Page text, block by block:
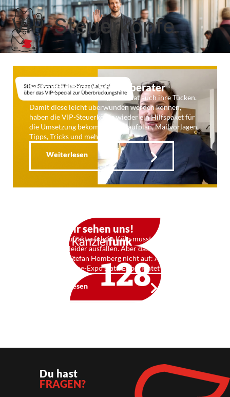
VIP-Steuerköpfe
Soforthilfe für Steuerberater
Die zweite Überbrückungshilfe hat auch ihre Tücken.
Damit diese leicht überwunden werden können,
haben die VIP-Steuerköpfe wieder ein Hilfspaket für
die Umsetzung bekommen: Ablaufplan, Mailvorlagen,
Tipps, Tricks und mehr. …
Weiterlesen
kf128: Wir sehen uns!
Nach dem Auftakterfolg in Köln musste die StB-Expo
in München leider ausfallen. Aber das hält den
Organisator Stefan Homberg nicht auf: Am 25. Juni
findet eine online-Expo statt. Er berichtet …
Weiterlesen
Du hast
FRAGEN?